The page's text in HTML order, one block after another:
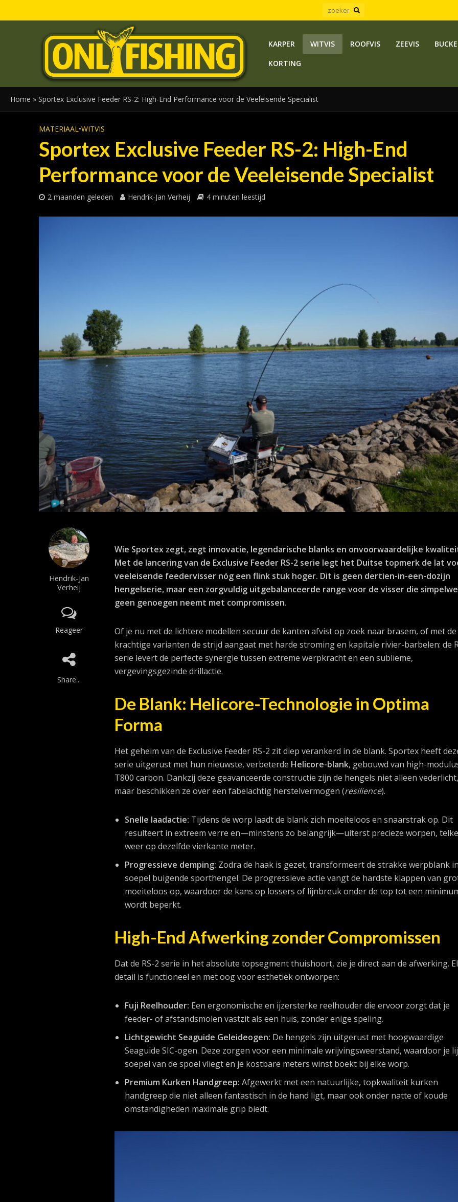
KARPER WITVIS ROOFVIS ZEEVIS
KORTING
Home » Sportex Exclusive Feeder RS-2: High-End Performance voor de Veeleisende Specialist
MATERIAAL•WITVIS
Sportex Exclusive Feeder RS-2: High-End
Performance voor de Veeleisende Specialist
2 maanden geleden Hendrik-Jan Verheij 4 minuten leestijd
Hendrik-Jan
Verheij
Reageer
Share...
Wie Sportex zegt, zegt innovatie, legendarische blanks en onvoorwaardelijke
Met de lancering van de Exclusive Feeder RS-2 serie legt het Duitse topmerk de lat
veeleisende feedervisser nóg een flink stuk hoger. Dit is geen dertien-in-een-dozijn
hengelserie, maar een zorgvuldig uitgebalanceerde range voor de visser die
geen genoegen neemt met compromissen.
Of je nu met de lichtere modellen secuur de kanten afvist op zoek naar brasem, of met de
krachtige varianten de strijd aangaat met harde stroming en kapitale rivier-barbelen: de
serie levert de perfecte synergie tussen extreme werpkracht en een sublieme,
vergevingsgezinde drillactie.
De Blank: Helicore-Technologie in Optima
Forma
Het geheim van de Exclusive Feeder RS-2 zit diep verankerd in de blank. Sportex heeft
serie uitgerust met hun nieuwste, verbeterde Helicore-blank, gebouwd van high-
T800 carbon. Dankzij deze geavanceerde constructie zijn de hengels niet alleen vederlicht,
maar beschikken ze over een fabelachtig herstelvermogen (resilience).
Snelle laadactie: Tijdens de worp laadt de blank zich moeiteloos en snaarstrak op. Dit
resulteert in extreem verre en—minstens zo belangrijk—uiterst precieze worpen,
weer op dezelfde vierkante meter.
Progressieve demping: Zodra de haak is gezet, transformeert de strakke werpblank
soepel buigende sporthengel. De progressieve actie vangt de hardste klappen van
moeiteloos op, waardoor de kans op lossers of lijnbreuk onder de top tot een
wordt beperkt.
High-End Afwerking zonder Compromissen
Dat de RS-2 serie in het absolute topsegment thuishoort, zie je direct aan de afwerking.
detail is functioneel en met oog voor esthetiek ontworpen:
Fuji Reelhouder: Een ergonomische en ijzersterke reelhouder die ervoor zorgt dat je
feeder- of afstandsmolen vastzit als een huis, zonder enige speling.
Lichtgewicht Seaguide Geleideogen: De hengels zijn uitgerust met hoogwaardige
Seaguide SIC-ogen. Deze zorgen voor een minimale wrijvingsweerstand, waardoor je
soepel van de spoel vliegt en je kostbare meters winst boekt bij elke worp.
Premium Kurken Handgreep: Afgewerkt met een natuurlijke, topkwaliteit kurken
handgreep die niet alleen fantastisch in de hand ligt, maar ook onder natte of koude
omstandigheden maximale grip biedt.